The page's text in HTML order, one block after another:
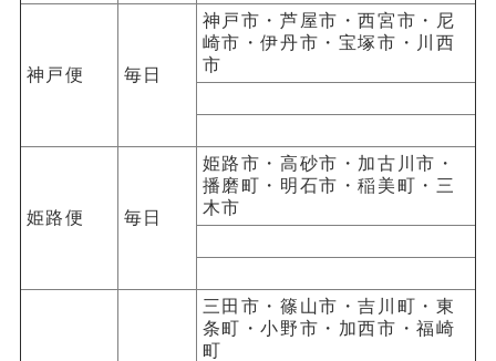
神戸便 毎日
神戸市・芦屋市・西宮市・尼
崎市・伊丹市・宝塚市・川西
市
姫路便 毎日
姫路市・高砂市・加古川市・
播磨町・明石市・稲美町・三
木市
三田市・篠山市・吉川町・東
条町・小野市・加西市・福崎
町